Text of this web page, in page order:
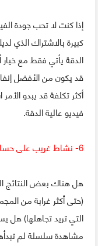
إذا كنت لا تحب جودة
كبيرة بالاشتراك الذي
الدقة يأتي فقط مع
قد يكون من الأفضل
أكثر تكلفة قد يبدو
فيديو عالية الدقة.
6- نشاط غريب على حساب
هل هناك بعض النتائج
(حتى أكثر غرابة من
التي تريد تجاهلها)
مشاهدة سلسلة لم